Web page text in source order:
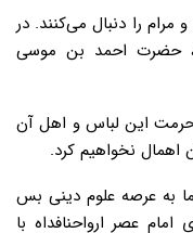
را دنبال می‌کنند. در
حضرت احمد بن موسی
حرمت این لباس و اهل آن
نخواهیم کرد.
به عرصه علوم دینی بس
عصر ارواحنافداه با